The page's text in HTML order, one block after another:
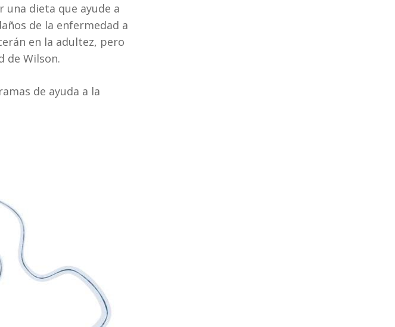
dieta que ayude a
de la enfermedad a
en la adultez, pero
de Wilson.
de ayuda a la